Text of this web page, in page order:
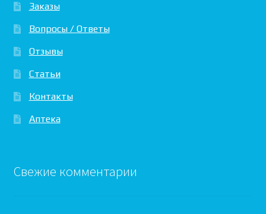
Заказы
Вопросы / Ответы
Отзывы
Статьи
Контакты
Аптека
Свежие комментарии